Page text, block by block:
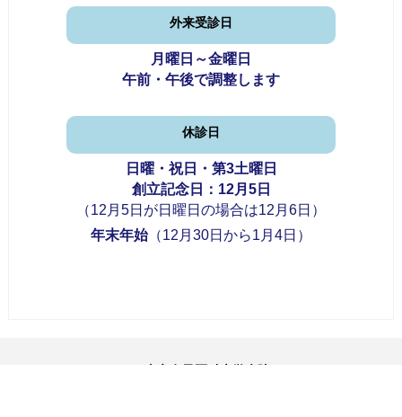
外来受診日
月曜日～金曜日
午前・午後で調整します
休診日
日曜・祝日・第3土曜日
創立記念日：12月5日
（12月5日が日曜日の場合は12月6日）
年末年始（12月30日から1月4日）